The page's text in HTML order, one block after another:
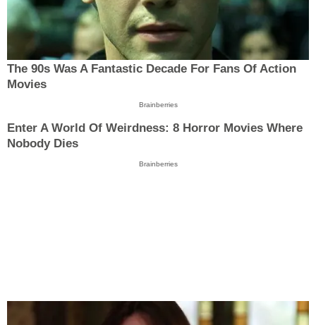
The 90s Was A Fantastic Decade For Fans Of Action
Movies
Brainberries
Enter A World Of Weirdness: 8 Horror Movies Where
Nobody Dies
Brainberries